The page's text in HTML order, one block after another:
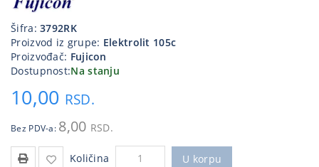
tehnika
Poslovna
oprema,računari
program
Šifra:3792RK
Proizvod iz grupe: Elektrolit 105c
Proizvođač: Fujicon
Dostupnost:Na stanju
10,00 RSD.
Bez PDV-a: 8,00 RSD.
Količina U korpu